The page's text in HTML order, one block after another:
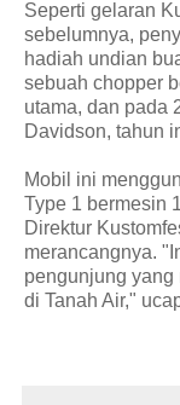
Seperti gelaran
sebelumnya,
hadiah undian
sebuah chopper
utama, dan pada
Davidson, tahun
Mobil ini
Type 1 bermesin
Direktur
merancangnya.
pengunjung yang
di Tanah Air,"